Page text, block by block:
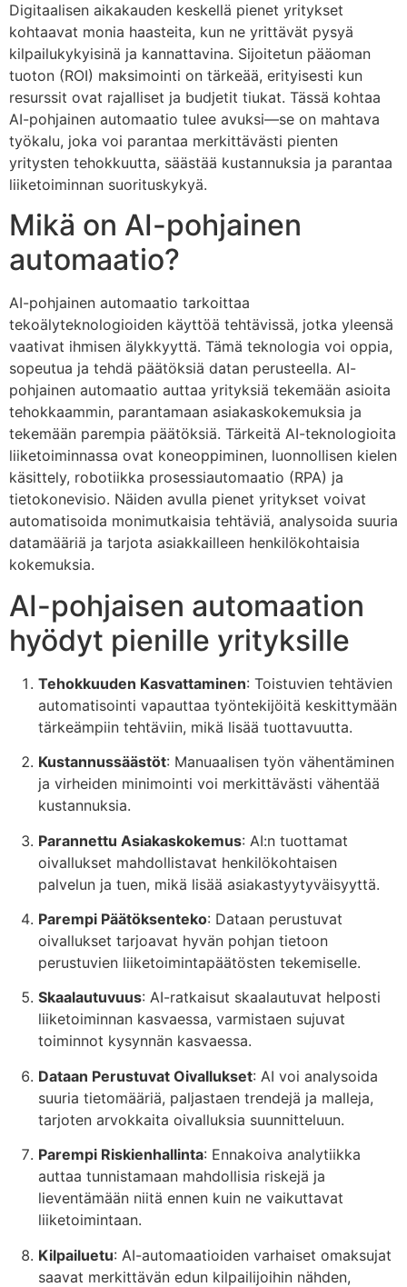
Digitaalisen aikakauden keskellä pienet yritykset
kohtaavat monia haasteita, kun ne yrittävät pysyä
kilpailukykyisinä ja kannattavina. Sijoitetun pääoman
tuoton (ROI) maksimointi on tärkeää, erityisesti kun
resurssit ovat rajalliset ja budjetit tiukat. Tässä kohtaa
AI-pohjainen automaatio tulee avuksi—se on mahtava
työkalu, joka voi parantaa merkittävästi pienten
yritysten tehokkuutta, säästää kustannuksia ja parantaa
liiketoiminnan suorituskykyä.
Mikä on AI-pohjainen
automaatio?
AI-pohjainen automaatio tarkoittaa
tekoälyteknologioiden käyttöä tehtävissä, jotka yleensä
vaativat ihmisen älykkyyttä. Tämä teknologia voi oppia,
sopeutua ja tehdä päätöksiä datan perusteella. AI-
pohjainen automaatio auttaa yrityksiä tekemään asioita
tehokkaammin, parantamaan asiakaskokemuksia ja
tekemään parempia päätöksiä. Tärkeitä AI-teknologioita
liiketoiminnassa ovat koneoppiminen, luonnollisen kielen
käsittely, robotiikka prosessiautomaatio (RPA) ja
tietokonevisio. Näiden avulla pienet yritykset voivat
automatisoida monimutkaisia tehtäviä, analysoida suuria
datamääriä ja tarjota asiakkailleen henkilökohtaisia
kokemuksia.
AI-pohjaisen automaation
hyödyt pienille yrityksille
Tehokkuuden Kasvattaminen: Toistuvien tehtävien
automatisointi vapauttaa työntekijöitä keskittymään
tärkeämpiin tehtäviin, mikä lisää tuottavuutta.
Kustannussäästöt: Manuaalisen työn vähentäminen
ja virheiden minimointi voi merkittävästi vähentää
kustannuksia.
Parannettu Asiakaskokemus: AI:n tuottamat
oivallukset mahdollistavat henkilökohtaisen
palvelun ja tuen, mikä lisää asiakastyytyväisyyttä.
Parempi Päätöksenteko: Dataan perustuvat
oivallukset tarjoavat hyvän pohjan tietoon
perustuvien liiketoimintapäätösten tekemiselle.
Skaalautuvuus: AI-ratkaisut skaalautuvat helposti
liiketoiminnan kasvaessa, varmistaen sujuvat
toiminnot kysynnän kasvaessa.
Dataan Perustuvat Oivallukset: AI voi analysoida
suuria tietomääriä, paljastaen trendejä ja malleja,
tarjoten arvokkaita oivalluksia suunnitteluun.
Parempi Riskienhallinta: Ennakoiva analytiikka
auttaa tunnistamaan mahdollisia riskejä ja
lieventämään niitä ennen kuin ne vaikuttavat
liiketoimintaan.
Kilpailuetu: AI-automaatioiden varhaiset omaksujat
saavat merkittävän edun kilpailijoihin nähden,